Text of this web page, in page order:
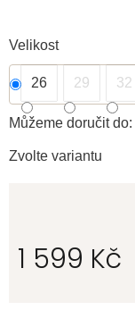
Zvolte variantu
Velikost
26 29 32
Můžeme doručit do:
1 599 Kč